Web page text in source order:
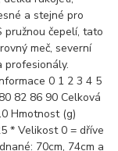
a stejné pro
pružnou čepelí, tato
meč, severní
profesionály.
0 1 2 3 4 5
82 86 90 Celková
Hmotnost (g)
* Velikost 0 = dříve
70cm, 74cm a